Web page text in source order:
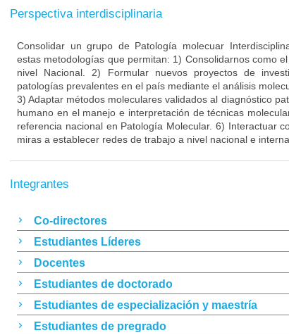
Perspectiva interdisciplinaria
Consolidar un grupo de Patología molecuar
estas metodologías que permitan: 1) Consolidarnos como
nivel Nacional. 2) Formular nuevos proyectos de
patologías prevalentes en el país mediante el análisis
3) Adaptar métodos moleculares validados al diagnóstico
humano en el manejo e interpretación de técnicas
referencia nacional en Patología Molecular. 6) Interactuar
miras a establecer redes de trabajo a nivel nacional e
Integrantes
Co-directores
Estudiantes Líderes
Docentes
Estudiantes de doctorado
Estudiantes de especialización y maestría
Estudiantes de pregrado